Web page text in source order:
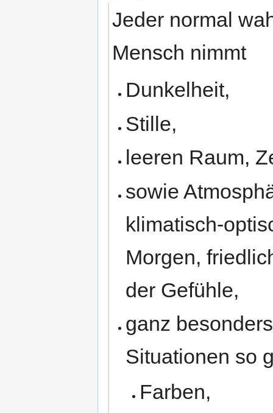
Jeder normal
Mensch nimmt
Dunkelheit,
Stille,
leeren Raum,
sowie
klimatisch-
Morgen,
der Gefühle,
ganz
Situationen so
Farben,